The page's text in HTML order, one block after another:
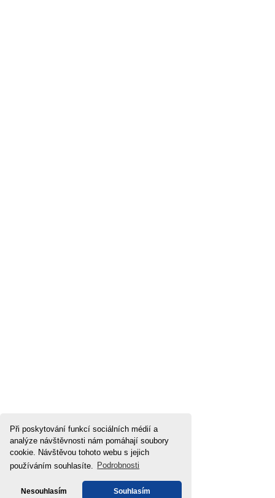
Při poskytování funkcí sociálních médií a
analýze návštěvnosti nám pomáhají soubory
cookie. Návštěvou tohoto webu s jejich
používáním souhlasíte.
Podrobnosti
Nesouhlasím Souhlasím